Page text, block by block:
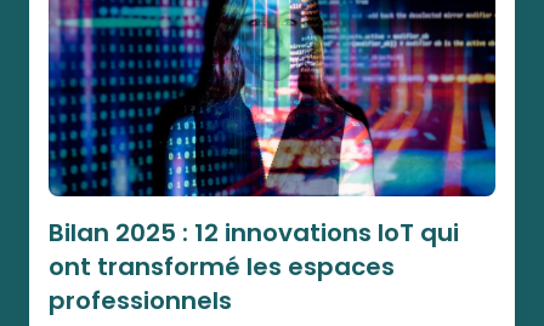
Bilan 2025 : 12 innovations IoT qui
ont transformé les espaces
professionnels